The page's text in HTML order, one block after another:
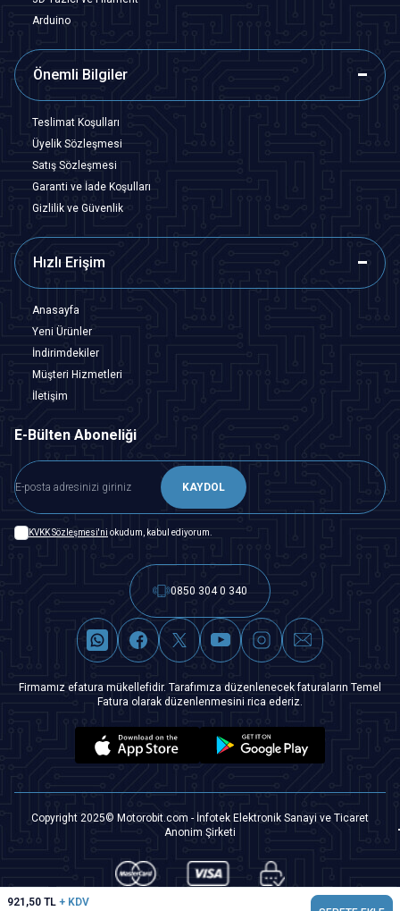
921,50 TL + KDV
Arduino
Önemli Bilgiler
Teslimat Koşulları
Üyelik Sözleşmesi
Satış Sözleşmesi
Garanti ve İade Koşulları
Gizlilik ve Güvenlik
Hızlı Erişim
Anasayfa
Yeni Ürünler
İndirimdekiler
Müşteri Hizmetleri
İletişim
E-Bülten Aboneliği
KAYDOL
KVKK Sözleşmesi'ni okudum, kabul ediyorum.
0850 304 0 340
Firmamız efatura mükellefidir. Tarafımıza düzenlenecek faturaların Temel
Fatura olarak düzenlenmesini rica ederiz.
Copyright 2025© Motorobit.com - İnfotek Elektronik Sanayi ve Ticaret
Anonim Şirketi